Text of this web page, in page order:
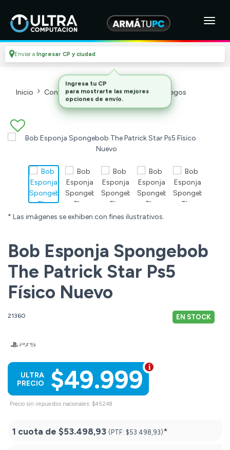
Enviar a Ingresar CP y ciudad
Inicio Consolas Y Videojuegos_2 Videojuegos
* Las imágenes se exhiben con fines ilustrativos.
Bob Esponja Spongebob
The Patrick Star Ps5
Físico Nuevo
21360 EN STOCK
$49.999
ULTRA
PRECIO
Precio sin impuestos nacionales: $45.248
1 cuota de $53.498,93 (PTF: $53.498,93)*